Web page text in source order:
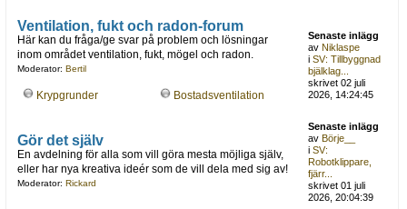
Ventilation, fukt och radon-forum
Här kan du fråga/ge svar på problem och lösningar
inom området ventilation, fukt, mögel och radon.
Moderator: Bertil
Krypgrunder Bostadsventilation
Senaste inlägg
avNiklaspe
iSV: Tillbyggnad
bjälklag...
skrivet 02 juli
2026, 14:24:45
Gör det själv
En avdelning för alla som vill göra mesta möjliga själv,
eller har nya kreativa ideér som de vill dela med sig av!
Moderator: Rickard
Senaste inlägg
avBörje__
iSV:
Robotklippare,
fjärr...
skrivet 01 juli
2026, 20:04:39